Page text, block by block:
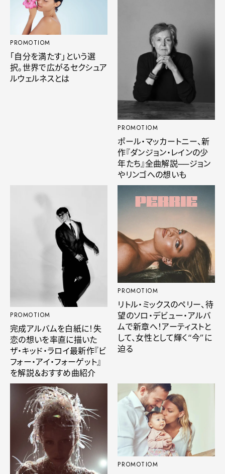
PROMOTIOM
「自分を満たす」という選
択。世界で広がるセクシュア
ルウェルネスとは
PROMOTIOM
ポール・マッカートニー、新
作『ダンジョン・レインの少
年たち』全曲解説──ジョン
やリンゴへの想いも
PROMOTIOM
完成アルバムを白紙に！失
恋の想いを率直に描いた
ザ・キッド・ラロイ最新作『ビ
フォー・アイ・フォーゲット』
を解説＆おすすめ曲紹介
PROMOTIOM
リトル・ミックスのペリー、待
望のソロ・デビュー・アルバ
ムで新章へ！アーティストと
して、女性として輝く“今”に
迫る
PROMOTIOM